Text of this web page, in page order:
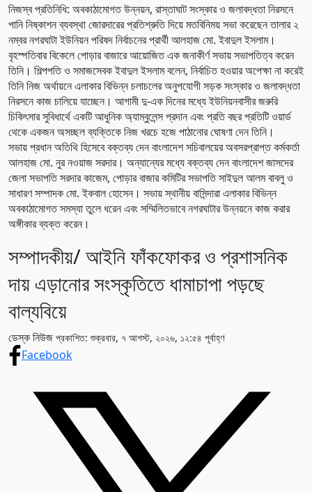
নিজস্ব প্রতিনিধি: অবকাঠামোগত উন্নয়ন, রাস্তাঘাট সংস্কার ও জলাবদ্ধতা নিরসনে
পানি নিষ্কাশন ব্যবস্থা জোরদারের প্রতিশ্রুতি দিয়ে মতবিনিময় সভা করেছেন তালার ২
নম্বর নগরঘাটা ইউনিয়ন পরিষদ নির্বাচনের প্রার্থী আলহাজ মো. ইবাদুল ইসলাম।
বৃহস্পতিবার বিকেলে পোড়ার বাজারে আয়োজিত এক জনাকীর্ণ সভায় সভাপতিত্ব করেন
তিনি। শিল্পপতি ও সমাজসেবক ইবাদুল ইসলাম বলেন, নির্বাচিত হওয়ার অপেক্ষা না করেই
তিনি নিজ অর্থায়নে এলাকার বিভিন্ন চলাচলের অনুপযোগী সড়ক সংস্কার ও জলাবদ্ধতা
নিরসনে কাজ চালিয়ে যাচ্ছেন। আগামী দু-এক দিনের মধ্যে ইউনিয়নবাসীর জরুরি
চিকিৎসার সুবিধার্থে একটি আধুনিক অ্যাম্বুলেন্স প্রদান এবং প্রতি বছর প্রতিটি ওয়ার্ড
থেকে একজন অসচ্ছল ব্যক্তিকে নিজ খরচে হজে পাঠানোর ঘোষণা দেন তিনি।
সভায় প্রধান অতিথি হিসেবে বক্তব্য দেন বাংলাদেশ সচিবালয়ের অবসরপ্রাপ্ত কর্মকর্তা
আলহাজ মো. নুর নওয়াজ সরদার। অন্যান্যের মধ্যে বক্তব্য দেন বাংলাদেশ জাসদের
জেলা সভাপতি সরদার কাজেম, পোড়ার বাজার কমিটির সভাপতি সাইদুল আলম বাবলু ও
সাধারণ সম্পাদক মো. ইকবাল হোসেন। সভায় স্থানীয় বাসিন্দারা এলাকার বিভিন্ন
অবকাঠামোগত সমস্যা তুলে ধরেন এবং সম্মিলিতভাবে নগরঘাটার উন্নয়নে কাজ করার
অঙ্গীকার ব্যক্ত করেন।
সম্পাদকীয়/ আইনি ফাঁকফোকর ও প্রশাসনিক
দায় এড়ানোর সংস্কৃতিতে ধামাচাপা পড়ছে
বাল্যবিয়ে
ডেস্ক নিউজ প্রকাশিত: শুক্রবার, ৭ আগস্ট, ২০২৬, ১২:৫৪ পূর্বাহ্ণ
Facebook